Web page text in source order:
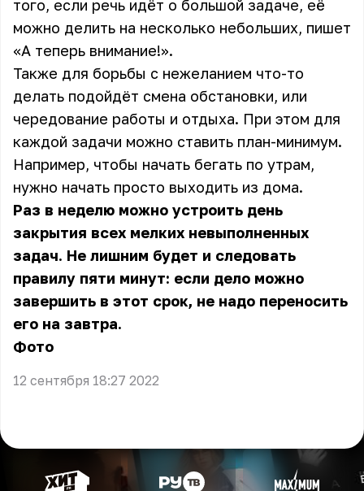
того, если речь идёт о большой задаче, её
можно делить на несколько небольших, пишет
«А теперь внимание!».
Также для борьбы с нежеланием что-то
делать подойдёт смена обстановки, или
чередование работы и отдыха. При этом для
каждой задачи можно ставить план-минимум.
Например, чтобы начать бегать по утрам,
нужно начать просто выходить из дома.
Раз в неделю можно устроить день
закрытия всех мелких невыполненных
задач. Не лишним будет и следовать
правилу пяти минут: если дело можно
завершить в этот срок, не надо переносить
его на завтра.
Фото
12 сентября 18:27 2022